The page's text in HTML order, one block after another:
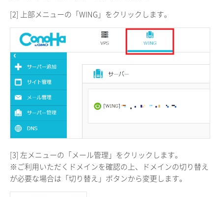
[2] 上部メニューの「WING」をクリックします。
[3] 左メニューの「メール管理」をクリックします。
※ご利用いただくドメインを確認の上、ドメインの切り替え
が必要な場合は「切り替え」ボタンから変更します。